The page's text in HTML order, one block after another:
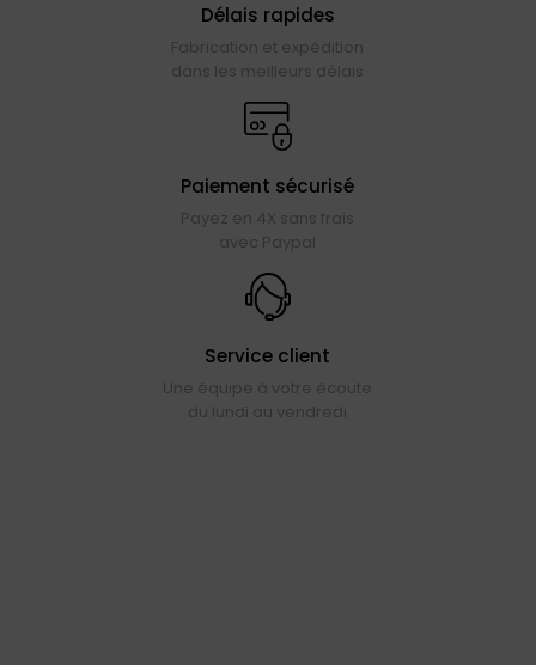
Délais rapides
Fabrication et expédition
dans les meilleurs délais
Paiement sécurisé
Payez en 4X sans frais
avec Paypal
Service client
Une équipe à votre écoute
du lundi au vendredi